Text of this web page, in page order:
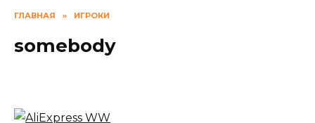
ГЛАВНАЯ » ИГРОКИ
somebody